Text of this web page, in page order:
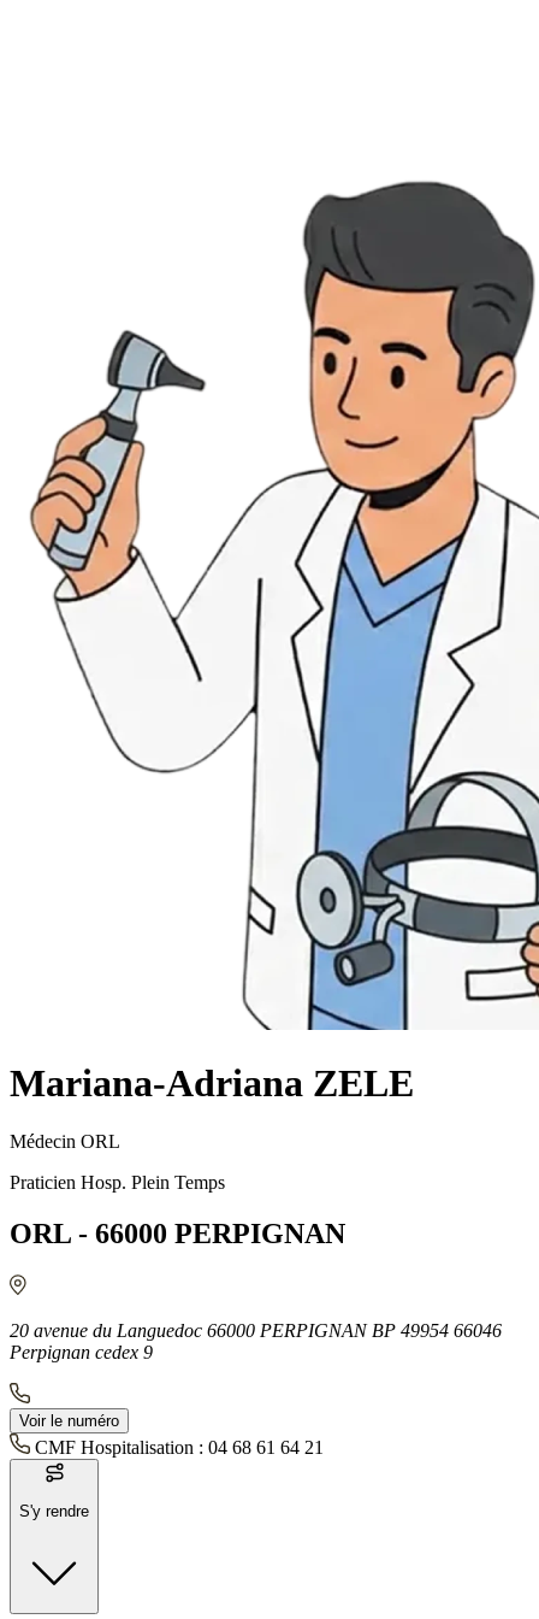
Mariana-Adriana ZELE
Médecin ORL
Praticien Hosp. Plein Temps
ORL - 66000 PERPIGNAN
20 avenue du Languedoc 66000 PERPIGNAN BP 49954 66046
Perpignan cedex 9
Voir le numéro
CMF Hospitalisation : 04 68 61 64 21
S'y rendre